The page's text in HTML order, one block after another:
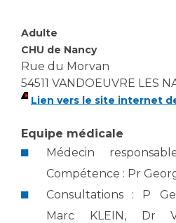
Cancer
Médecine nucléaire
Maladies rares
Maternité Hôpital
Les pôles d'activité médicale
Anatomie et Cytologie
Adresser un examen au
Centres de référence
Presse / Multimédia
Communiqués de presse
Adulte
CHU de Nancy
Rue du Morvan
54511 VANDOEUVRE LES
Lien vers le site internet
Equipe médicale
Médecin
Compétence : Pr
Consultations : P
Marc KLEIN, Dr